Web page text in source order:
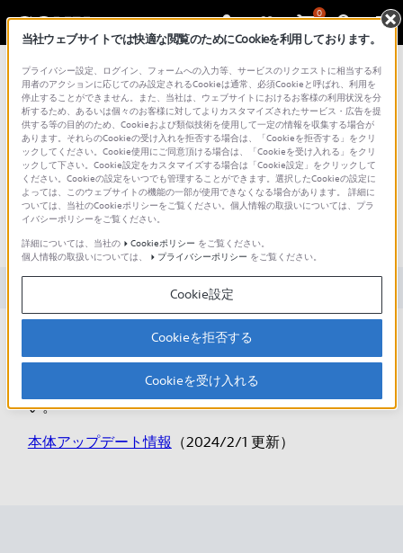
0
総合サポート・お問い合わせ
文書番号 : 00305762 / 最終更新日 : 2026/01/21
「いたわり充電」を設定していて
も、満充電されてしまう。「いた
わり充電」が機能していない。
対象製品カテゴリー・製品
本機がVer 2.00.02の場合、「いたわり充電」が機能
しない症状が発生します。
本機をVer 2.01.00以上へアップデートを行ってくださ
い。
本体アップデート情報 （2024/2/1 更新）
当社ウェブサイトでは快適な閲覧のためにCookieを利用しております。
プライバシー設定、ログイン、フォームへの入力等、サービスのリクエストに相当する利
用者のアクションに応じてのみ設定されるCookieは通常、必須Cookieと呼ばれ、利用を
停止することができません。また、当社は、ウェブサイトにおけるお客様の利用状況を分
析するため、あるいは個々のお客様に対してよりカスタマイズされたサービス・広告を提
供する等の目的のため、Cookieおよび類似技術を使用して一定の情報を収集する場合が
あります。それらのCookieの受け入れを拒否する場合は、「Cookieを拒否する」をクリ
ックしてください。Cookie使用にご同意頂ける場合は、「Cookieを受け入れる」をクリ
ックして下さい。Cookie設定をカスタマイズする場合は「Cookie設定」をクリックして
ください。Cookieの設定をいつでも管理することができます。選択したCookieの設定に
よっては、このウェブサイトの機能の一部が使用できなくなる場合があります。 詳細に
ついては、当社のCookieポリシーをご覧ください。個人情報の取扱いについては、プラ
イバシーポリシーをご覧ください。
詳細については、当社の
Cookieポリシー をご覧ください。
個人情報の取扱いについては、
プライバシーポリシー をご覧ください。
Cookie設定
Cookieを拒否する
Cookieを受け入れる